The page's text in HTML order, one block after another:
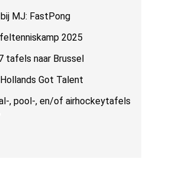
MJ: FastPong
2025
tafels naar Brussel
Got Talent
, pool-, en/of airhockeytafels